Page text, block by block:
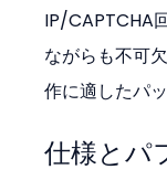
IP/CAPTCHA
ながらも不可
作に適したパ
仕様とパ